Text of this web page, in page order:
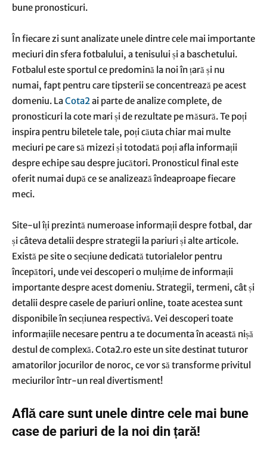
bune pronosticuri.
În fiecare zi sunt analizate unele dintre cele mai importante
meciuri din sfera fotbalului, a tenisului și a baschetului.
Fotbalul este sportul ce predomină la noi în țară și nu
numai, fapt pentru care tipsterii se concentrează pe acest
domeniu. LaCota2ai parte de analize complete, de
pronosticuri la cote mari și de rezultate pe măsură. Te poți
inspira pentru biletele tale, poți căuta chiar mai multe
meciuri pe care să mizezi și totodată poți afla informații
despre echipe sau despre jucători. Pronosticul final este
oferit numai după ce se analizează îndeaproape fiecare
meci.
Site-ul îți prezintă numeroase informații despre fotbal, dar
și câteva detalii despre strategii la pariuri și alte articole.
Există pe site o secțiune dedicată tutorialelor pentru
începători, unde vei descoperi o mulțime de informații
importante despre acest domeniu. Strategii, termeni, cât și
detalii despre casele de pariuri online, toate acestea sunt
disponibile în secțiunea respectivă. Vei descoperi toate
informațiile necesare pentru a te documenta în această nișă
destul de complexă. Cota2.ro este un site destinat tuturor
amatorilor jocurilor de noroc, ce vor să transforme privitul
meciurilor într-un real divertisment!
Află care sunt unele dintre cele mai bune
case de pariuri de la noi din țară!